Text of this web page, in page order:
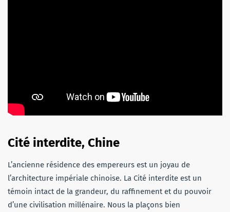
Cité interdite, Chine
L’ancienne résidence des empereurs est un joyau de
l’architecture impériale chinoise. La Cité interdite est un
témoin intact de la grandeur, du raffinement et du pouvoir
d’une civilisation millénaire. Nous la plaçons bien